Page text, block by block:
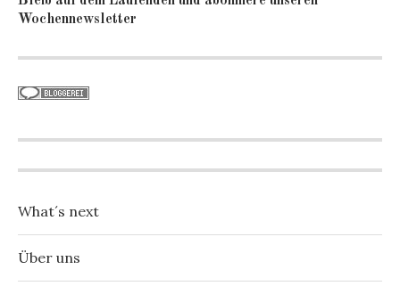
Wochennewsletter
What´s next
Über uns